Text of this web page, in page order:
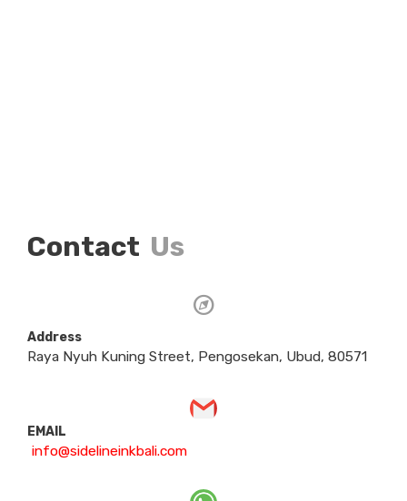
Contact Us
Address
Raya Nyuh Kuning Street, Pengosekan, Ubud, 80571
EMAIL
info@sidelineinkbali.com